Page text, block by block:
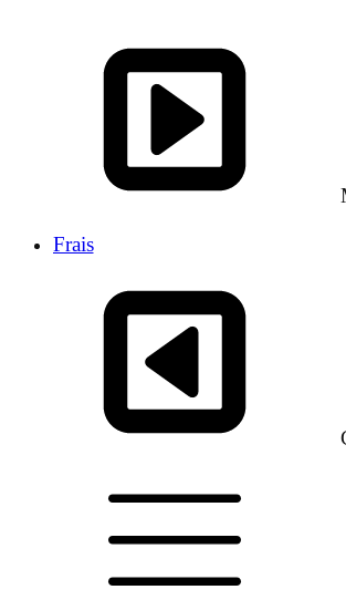
Frais